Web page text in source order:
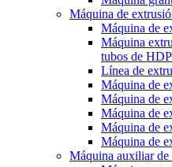
Máquina de
Máquina de
Máquina
tubos de
Línea de
Máquina de
Máquina de
Máquina de
Máquina de
Máquina de
Máquina auxiliar de